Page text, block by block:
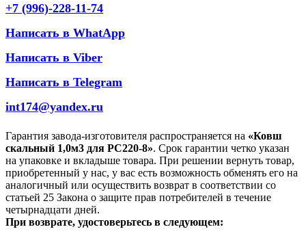
+7 (996)-228-11-74
Написать в WhatApp
Написать в Viber
Написать в Telegram
int174@yandex.ru
Гарантия завода-изготовителя распространяется на «Ковш
скальный 1,0м3 для РС220-8». Срок гарантии четко указан
на упаковке и вкладыше товара. При решении вернуть товар,
приобретенный у нас, у вас есть возможность обменять его на
аналогичный или осуществить возврат в соответствии со
статьей 25 Закона о защите прав потребителей в течение
четырнадцати дней.
При возврате, удостоверьтесь в следующем: